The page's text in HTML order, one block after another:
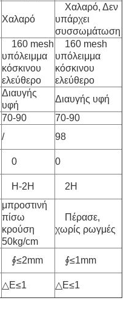
Χαλαρό
Χαλαρό, Δεν
υπάρχει
συσσωμάτωση
160 mesh
υπόλειμμα
κόσκινου
ελεύθερο
160 mesh
υπόλειμμα
κόσκινου
ελεύθερο
Διαυγής
υφή
Διαυγής υφή
70-90
70-90
/ 98
0 0
H-2H 2H
μπροστινή
πίσω
κρούση
50kg/cm
Πέρασε,
χωρίς ρωγμές
∮≤2mm ∮≤1mm
△E≤1 △E≤1